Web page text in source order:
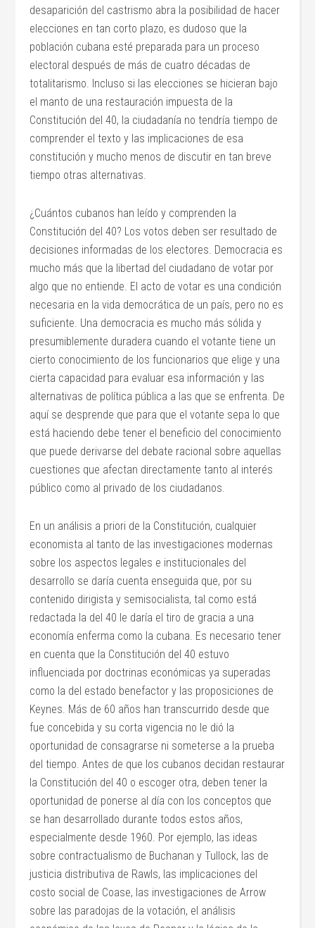
desaparición del castrismo abra la posibilidad de hacer
elecciones en tan corto plazo, es dudoso que la
población cubana esté preparada para un proceso
electoral después de más de cuatro décadas de
totalitarismo. Incluso si las elecciones se hicieran bajo
el manto de una restauración impuesta de la
Constitución del 40, la ciudadanía no tendría tiempo de
comprender el texto y las implicaciones de esa
constitución y mucho menos de discutir en tan breve
tiempo otras alternativas.
¿Cuántos cubanos han leído y comprenden la
Constitución del 40? Los votos deben ser resultado de
decisiones informadas de los electores. Democracia es
mucho más que la libertad del ciudadano de votar por
algo que no entiende. El acto de votar es una condición
necesaria en la vida democrática de un país, pero no es
suficiente. Una democracia es mucho más sólida y
presumiblemente duradera cuando el votante tiene un
cierto conocimiento de los funcionarios que elige y una
cierta capacidad para evaluar esa información y las
alternativas de política pública a las que se enfrenta. De
aquí se desprende que para que el votante sepa lo que
está haciendo debe tener el beneficio del conocimiento
que puede derivarse del debate racional sobre aquellas
cuestiones que afectan directamente tanto al interés
público como al privado de los ciudadanos.
En un análisis a priori de la Constitución, cualquier
economista al tanto de las investigaciones modernas
sobre los aspectos legales e institucionales del
desarrollo se daría cuenta enseguida que, por su
contenido dirigista y semisocialista, tal como está
redactada la del 40 le daría el tiro de gracia a una
economía enferma como la cubana. Es necesario tener
en cuenta que la Constitución del 40 estuvo
influenciada por doctrinas económicas ya superadas
como la del estado benefactor y las proposiciones de
Keynes. Más de 60 años han transcurrido desde que
fue concebida y su corta vigencia no le dió la
oportunidad de consagrarse ni someterse a la prueba
del tiempo. Antes de que los cubanos decidan restaurar
la Constitución del 40 o escoger otra, deben tener la
oportunidad de ponerse al día con los conceptos que
se han desarrollado durante todos estos años,
especialmente desde 1960. Por ejemplo, las ideas
sobre contractualismo de Buchanan y Tullock, las de
justicia distributiva de Rawls, las implicaciones del
costo social de Coase, las investigaciones de Arrow
sobre las paradojas de la votación, el análisis